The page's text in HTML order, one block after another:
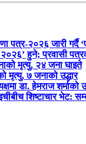
पत्र-२०२६ जारी गर्दै
हुने; प्रवासी
मृत्यु, २४ जना घाइते
मृत्यु, ७ जनाको उद्धार
डा. हेमराज शर्माको
शिष्टाचार भेट: